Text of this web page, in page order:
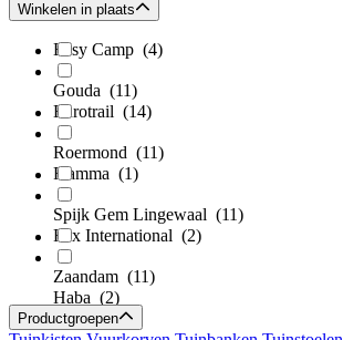
Easy Camp (4)
Eurotrail (14)
Fiamma (1)
Fox International (2)
Haba (2)
Winkelen in plaats
Gouda (11)
Roermond (11)
Spijk Gem Lingewaal (11)
Zaandam (11)
Productgroepen